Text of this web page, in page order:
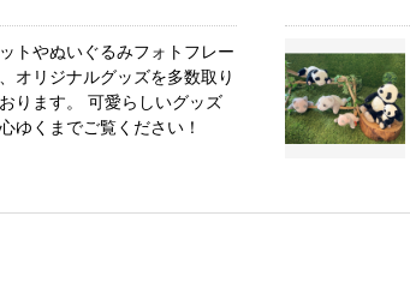
トやぬいぐるみフォトフレー
オリジナルグッズを多数取り
ります。 可愛らしいグッズ
ゆくまでご覧ください！